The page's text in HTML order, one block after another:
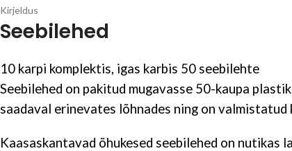
Kirjeldus
Seebilehed
10 karpi komplektis, igas karbis 50 seebilehte
Seebilehed on pakitud mugavasse 50-kaupa
saadaval erinevates lõhnades ning on
Kaasaskantavad õhukesed seebilehed on nutikas